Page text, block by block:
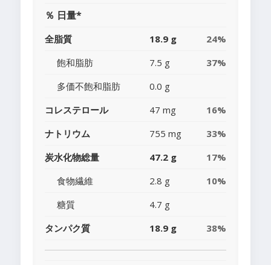
％ 日量*
全脂質 18.9 g
24%
飽和脂肪
7.5 g
37%
多価不飽和脂肪
0.0 g
コレステロール
47 mg
16%
ナトリウム
755 mg
33%
炭水化物総量
47.2 g
17%
食物繊維
2.8 g
10%
糖質
4.7 g
タンパク質
18.9 g 38%